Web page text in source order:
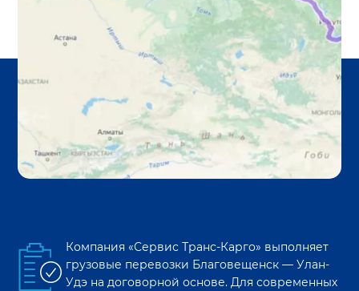
Компания «Сервис Транс-Карго» выполняет
грузовые перевозки Благовещенск —Улан-
Удэ на договорной основе. Для современных